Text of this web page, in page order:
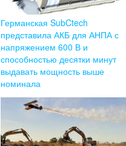
Германская SubCtech
представила АКБ для АНПА с
напряжением 600 В и
способностью десятки минут
выдавать мощность выше
номинала